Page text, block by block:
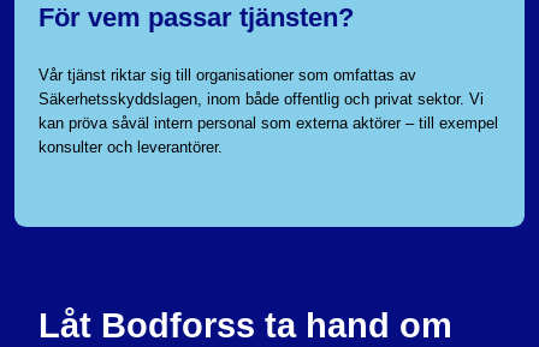
För vem passar tjänsten?
Vår tjänst riktar sig till organisationer som omfattas av
Säkerhetsskyddslagen, inom både offentlig och privat sektor. Vi
kan pröva såväl intern personal som externa aktörer – till exempel
konsulter och leverantörer.
Låt Bodforss ta hand om